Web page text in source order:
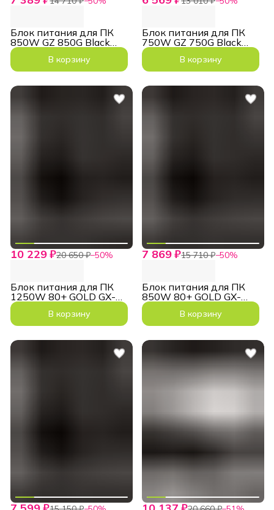
Блок питания для ПК
850W GZ 850G Black
ATX3.1 PCIe5.1
В корзину
Блок питания для ПК
750W GZ 750G Black
ATX3.1 PCIe5.1
В корзину
10 229 ₽20 650 ₽−50%
Блок питания для ПК
1250W 80+ GOLD GX-
1250G PRO ATX3.1
В корзину
7 869 ₽15 710 ₽−50%
Блок питания для ПК
850W 80+ GOLD GX-
850G PRO ATX3.1
В корзину